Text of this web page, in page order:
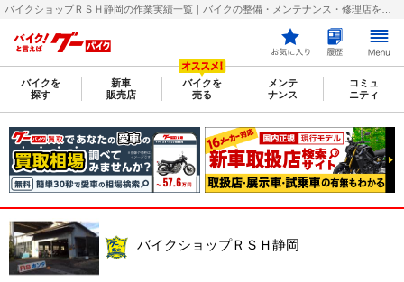
バイクを
探す
新車
販売店
バイクを
売る
メンテ
ナンス
コミュ
ニティ
バイクショップＲＳＨ静岡